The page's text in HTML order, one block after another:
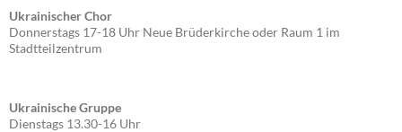
Ukrainischer Chor
Donnerstags 17-18 Uhr Neue Brüderkirche oder Raum 1 im
Stadtteilzentrum
Ukrainische Gruppe
Dienstags 13.30-16 Uhr